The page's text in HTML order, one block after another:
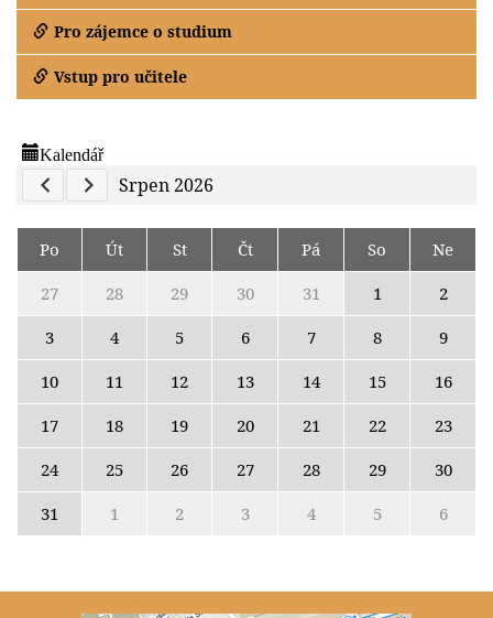
Pro zájemce o studium
Vstup pro učitele
Kalendář
Previous Calendar
Next Calendar
Srpen 2026
Po Út St Čt Pá So
Ne
27
28 29 30 31 1
2
3
4 5 6 7 8
9
10
11 12 13 14 15
16
17
18 19 20 21 22
23
24
25 26 27 28 29
30
31
1 2 3 4 5 6